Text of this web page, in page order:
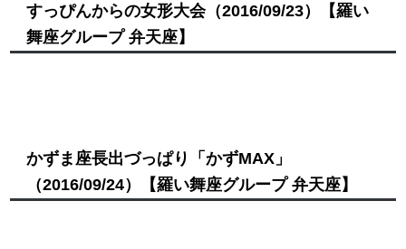
すっぴんからの女形大会（2016/09/23）
【羅い
舞座グループ 弁天座】
かずま座長出づっぱり「かずMAX」
（2016/09/24）
【羅い舞座グループ 弁天座】